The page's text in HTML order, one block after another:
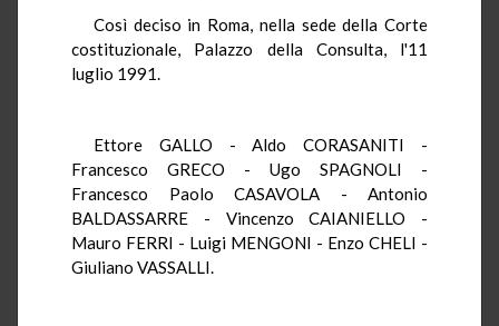
Così deciso in Roma, nella sede della Corte
costituzionale, Palazzo della Consulta, l'11
luglio 1991.
Ettore GALLO - Aldo CORASANITI -
Francesco GRECO - Ugo SPAGNOLI -
Francesco Paolo CASAVOLA - Antonio
BALDASSARRE - Vincenzo CAIANIELLO -
Mauro FERRI - Luigi MENGONI - Enzo CHELI -
Giuliano VASSALLI.